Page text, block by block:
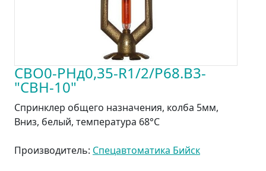
СВО0-РНд0,35-R1/2/Р68.В3-
"СВН-10"
Спринклер общего назначения, колба 5мм,
Вниз, белый, температура 68°С
Производитель: Спецавтоматика Бийск